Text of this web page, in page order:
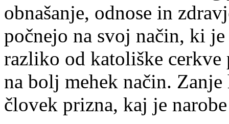
obnašanje, odnose in
počnejo na svoj način, ki
razliko od katoliške
na bolj mehek način.
človek prizna, kaj je